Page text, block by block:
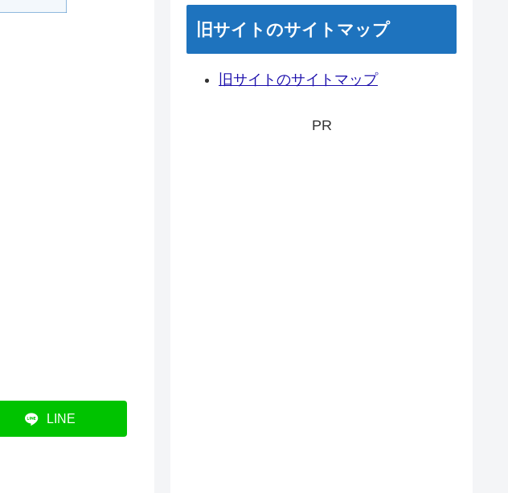
LINE
旧サイトのサイトマップ
旧サイトのサイトマップ
PR